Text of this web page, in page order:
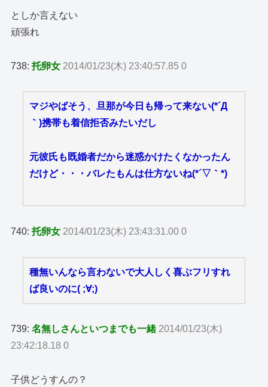
としか言えない
頑張れ
738:托卵女 2014/01/23(木) 23:40:57.85 0
マジやばそう、旦那が今日も帰って来ない(*´Д
｀)携帯も着信拒否みたいだし
元彼氏も既婚者だから迷惑かけたくなかったん
だけど・・・バレたもんは仕方ないね(*´▽｀*)
740:托卵女 2014/01/23(木) 23:43:31.00 0
種無いんなら言わないで大人しく喜ぶフリすれ
ば良いのに( ;∀;)
739:名無しさんといつまでも一緒 2014/01/23(木)
23:42:18.18 0
子供どうすんの？